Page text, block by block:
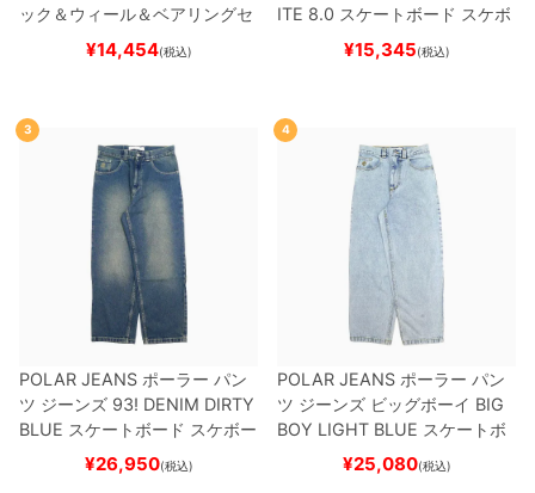
ック＆ウィール＆ベアリングセ
（トリック用）
ード スケボー
¥14,454(税込)
ITE 8.0 スケートボード スケボ
¥15,345(税込)
3
POLAR JEANS ポーラー パン
ツ ジーンズ 93! DENIM DIRTY
BLUE スケートボード スケボー
¥26,950(税込)
4
POLAR JEANS ポーラー パン
ツ ジーンズ ビッグボーイ BIG
BOY LIGHT BLUE スケートボ
ード スケボー
¥25,080(税込)